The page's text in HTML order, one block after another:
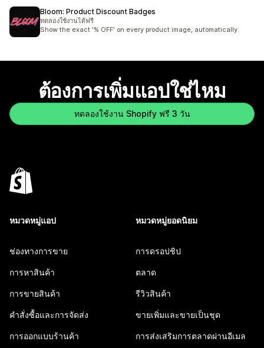
Bloom: Product Discount Badges
ทดลองใช้งานได้ฟรี
Show the exact '% OFF' on every product image, automatically.
ต้องการเพิ่มแอปใช่ไหม
ทดลองใช้งาน Shopify ฟรี 3 วัน
หมวดหมู่แอป
ช่องทางการขาย
การหาสินค้า
การขายสินค้า
คำสั่งซื้อและการจัดส่ง
การออกแบบร้านค้า
หมวดหมู่ยอดนิยม
การดรอปชิป
ตลาด
รีวิวสินค้า
ขายเพิ่มและขายเป็นชุด
การส่งเสริมการตลาดผ่านอีเมล